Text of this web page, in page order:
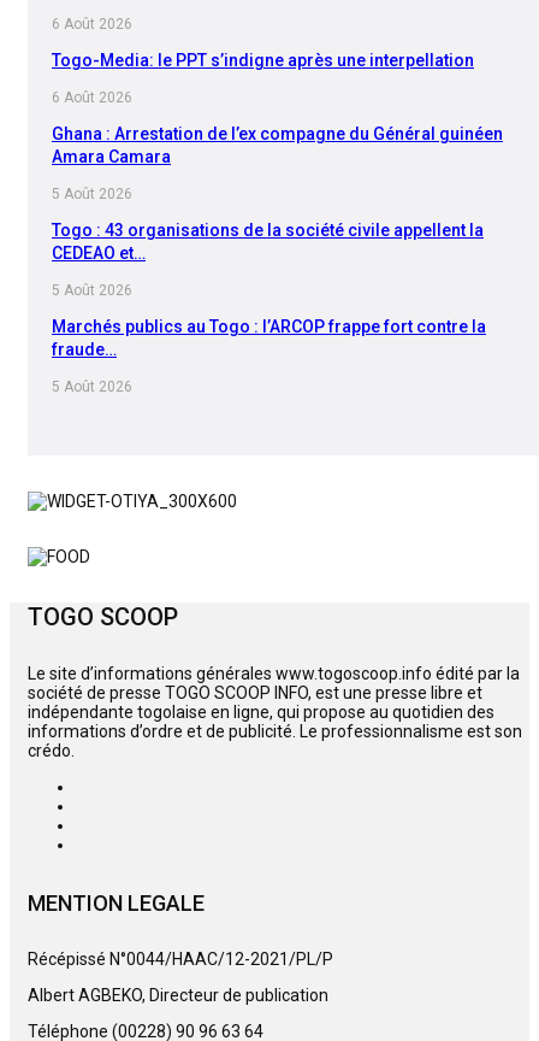
6 Août 2026
Togo-Media: le PPT s’indigne après une interpellation
6 Août 2026
Ghana : Arrestation de l’ex compagne du Général guinéen
Amara Camara
5 Août 2026
Togo : 43 organisations de la société civile appellent la
CEDEAO et…
5 Août 2026
Marchés publics au Togo : l’ARCOP frappe fort contre la
fraude…
5 Août 2026
TOGO SCOOP
Le site d’informations générales www.togoscoop.info édité par la
société de presse TOGO SCOOP INFO, est une presse libre et
indépendante togolaise en ligne, qui propose au quotidien des
informations d’ordre et de publicité. Le professionnalisme est son
crédo.
MENTION LEGALE
Récépissé N°0044/HAAC/12-2021/PL/P
Albert AGBEKO, Directeur de publication
Téléphone (00228) 90 96 63 64